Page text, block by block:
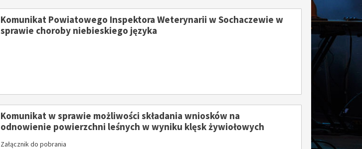
Komunikat Powiatowego Inspektora Weterynarii w Sochaczewie w
sprawie choroby niebieskiego języka
Komunikat w sprawie możliwości składania wniosków na
odnowienie powierzchni leśnych w wyniku klęsk żywiołowych
Załącznik do pobrania